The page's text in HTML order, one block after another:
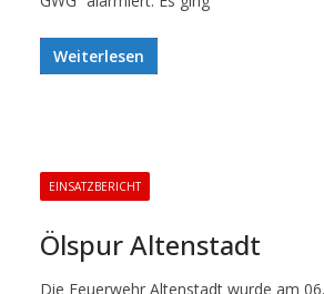
Weiterlesen
EINSATZBERICHT
Ölspur Altenstadt
Die Feuerwehr Altenstadt wurde am